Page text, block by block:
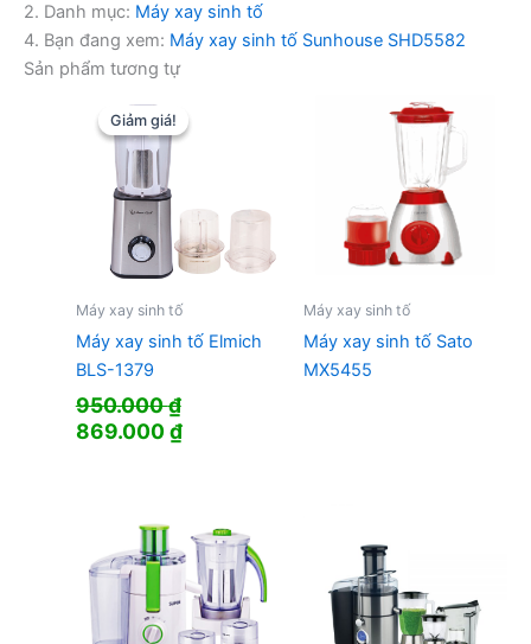
2. Danh mục: Máy xay sinh tố
4. Bạn đang xem: Máy xay sinh tố Sunhouse SHD5582
Sản phẩm tương tự
Giảm giá!
Giảm giá!
Máy xay sinh tố
Máy xay sinh tố Elmich
BLS-1379
950.000₫
Giá
869.000₫Giá
869.000 ₫.
Máy xay sinh tố
Máy xay sinh tố Sato
MX5455